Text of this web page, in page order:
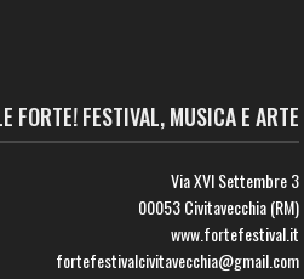
FORTE! FESTIVAL, MUSICA E ARTE
Via XVI Settembre 3
00053 Civitavecchia (RM)
www.fortefestival.it
fortefestivalcivitavecchia@gmail.com